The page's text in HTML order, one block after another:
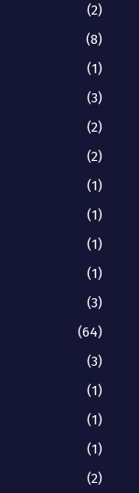
(2)
(8)
(1)
(3)
(2)
(2)
(1)
(1)
(1)
(1)
(3)
(64)
(3)
(1)
(1)
(1)
(2)